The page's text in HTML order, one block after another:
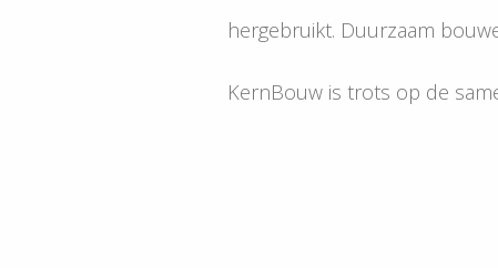
hergebruikt. Duurzaam
KernBouw is trots op de